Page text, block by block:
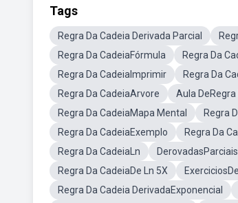
Tags
Regra Da Cadeia Derivada Parcial
Regra Da CadeiaFórmula
Regra Da
Regra Da CadeiaImprimir
Regra Da
Regra Da CadeiaArvore
Aula DeRegra
Regra Da CadeiaMapa Mental
Regra
Regra Da CadeiaExemplo
Regra Da
Regra Da CadeiaLn
Regra Da CadeiaDe Ln 5X
Regra Da Cadeia DerivadaExponencial